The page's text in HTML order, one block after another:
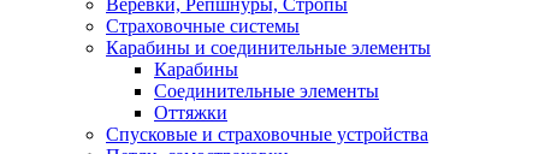
Веревки, Репшнуры, Стропы
Страховочные системы
Карабины и соединительные элементы
Карабины
Соединительные элементы
Оттяжки
Спусковые и страховочные устройства